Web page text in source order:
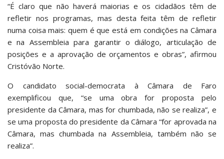
“É claro que não haverá maiorias e os cidadãos têm de
refletir nos programas, mas desta feita têm de refletir
numa coisa mais: quem é que está em condições na Câmara
e na Assembleia para garantir o diálogo, articulação de
posições e a aprovação de orçamentos e obras”, afirmou
Cristóvão Norte.
O candidato social-democrata à Câmara de Faro
exemplificou que, “se uma obra for proposta pelo
presidente da Câmara, mas for chumbada, não se realiza”, e
se uma proposta do presidente da Câmara “for aprovada na
Câmara, mas chumbada na Assembleia, também não se
realiza”.